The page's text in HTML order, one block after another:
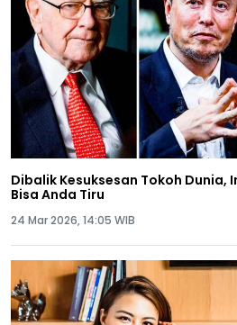
Dibalik Kesuksesan Tokoh Dunia,
Bisa Anda Tiru
24 Mar 2026, 14:05 WIB